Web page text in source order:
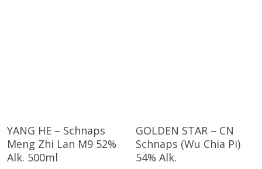
YANG HE – Schnaps
Meng Zhi Lan M9 52%
Alk. 500ml
GOLDEN STAR – CN
Schnaps (Wu Chia Pi)
54% Alk.